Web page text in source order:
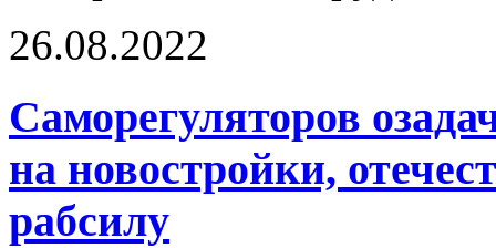
26.08.2022
Саморегуляторов
на новостройки,
рабсилу